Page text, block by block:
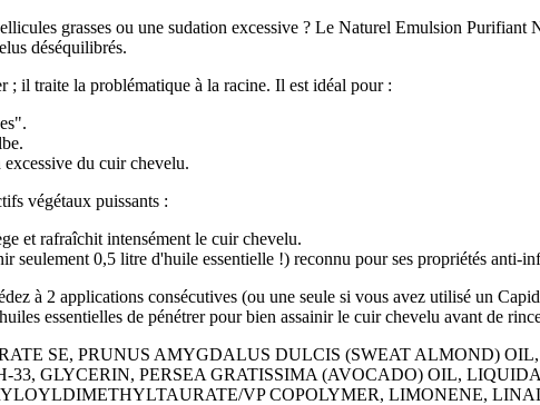
grasses ou une sudation excessive ? Le Naturel Emulsion Purifiant
déséquilibrés.
; il traite la problématique à la racine. Il est idéal pour :
du cuir chevelu.
végétaux puissants :
et rafraîchit intensément le cuir chevelu.
0,5 litre d'huile essentielle !) reconnu pour ses propriétés anti-
à 2 applications consécutives (ou une seule si vous avez utilisé un
essentielles de pénétrer pour bien assainir le cuir chevelu avant de
SE, PRUNUS AMYGDALUS DULCIS (SWEAT ALMOND)
33, GLYCERIN, PERSEA GRATISSIMA (AVOCADO) OIL,
VP COPOLYMER, LIMONENE,